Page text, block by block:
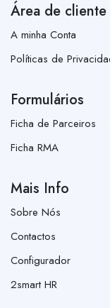
Área de cliente
A minha Conta
Políticas de
Formulários
Ficha de Parceiros
Ficha RMA
Mais Info
Sobre Nós
Contactos
Configurador
2smart HR